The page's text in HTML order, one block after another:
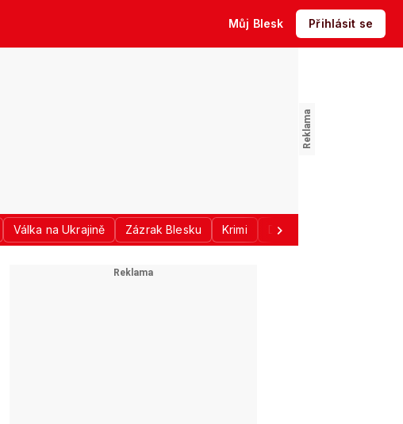
Můj Blesk Přihlásit se
Válka na Ukrajině Zázrak Blesku Krimi Donald Trump